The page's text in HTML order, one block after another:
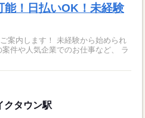
能！日払いOK！未経験
案内します！ 未経験から始められ
件や人気企業でのお仕事など、 ラ
クタウン駅